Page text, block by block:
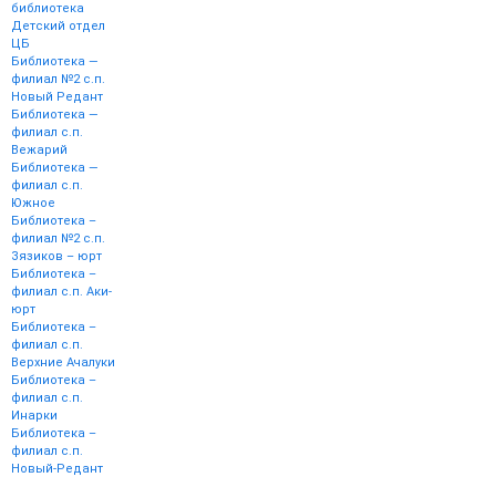
библиотека
Детский отдел
ЦБ
Библиотека —
филиал №2 с.п.
Новый Редант
Библиотека —
филиал с.п.
Вежарий
Библиотека —
филиал с.п.
Южное
Библиотека –
филиал №2 с.п.
Зязиков – юрт
Библиотека –
филиал с.п. Аки-
юрт
Библиотека –
филиал с.п.
Верхние Ачалуки
Библиотека –
филиал с.п.
Инарки
Библиотека –
филиал с.п.
Новый-Редант